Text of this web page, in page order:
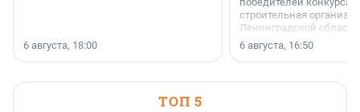
6 августа, 18:00
строительная
Ленинградской области
номинации «Самый
застройщик
области».
6 августа, 16:50
ТОП 5